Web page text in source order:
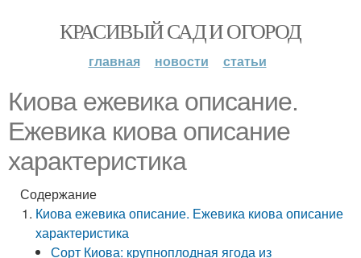
КРАСИВЫЙ САД И ОГОРОД
главная новости статьи
Киова ежевика описание.
Ежевика киова описание
характеристика
Содержание
Киова ежевика описание. Ежевика киова описание
характеристика
Сорт Киова: крупноплодная ягода из